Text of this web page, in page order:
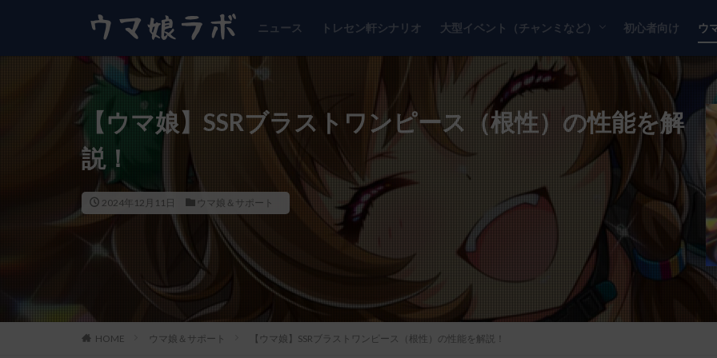
ニュース トレセン軒シナリオ 大型イベント（チャンミなど）
チャンピオンズミーティング
リーグオブヒーローズ
初心者向け ウ
【ウマ娘】SSRブラストワンピース（根性）の性能を解
説！
2024年12月11日 ウマ娘＆サポート
HOME ウマ娘＆サポート 【ウマ娘】SSRブラストワンピース（根性）の性能を解説！